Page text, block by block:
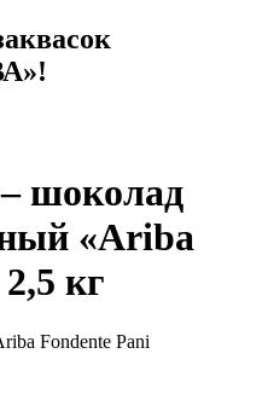
шоколад
«Ariba
кг